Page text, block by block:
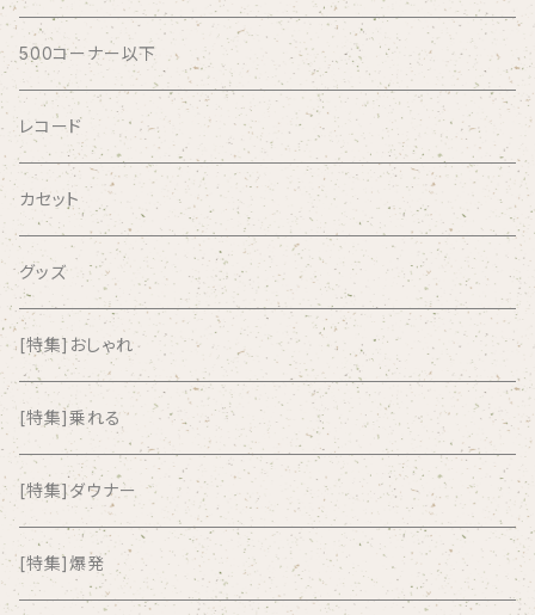
AFRICA
AGU
AIRCRAFT
airlie
AKUTAGAWA FANCLUB
ALKASILKA
all about paradise
ALL ITEM 10 TIMES
500コーナー以下
レコード
カセット
グッズ
[特集]おしゃれ
[特集]乗れる
[特集]ダウナー
[特集]爆発